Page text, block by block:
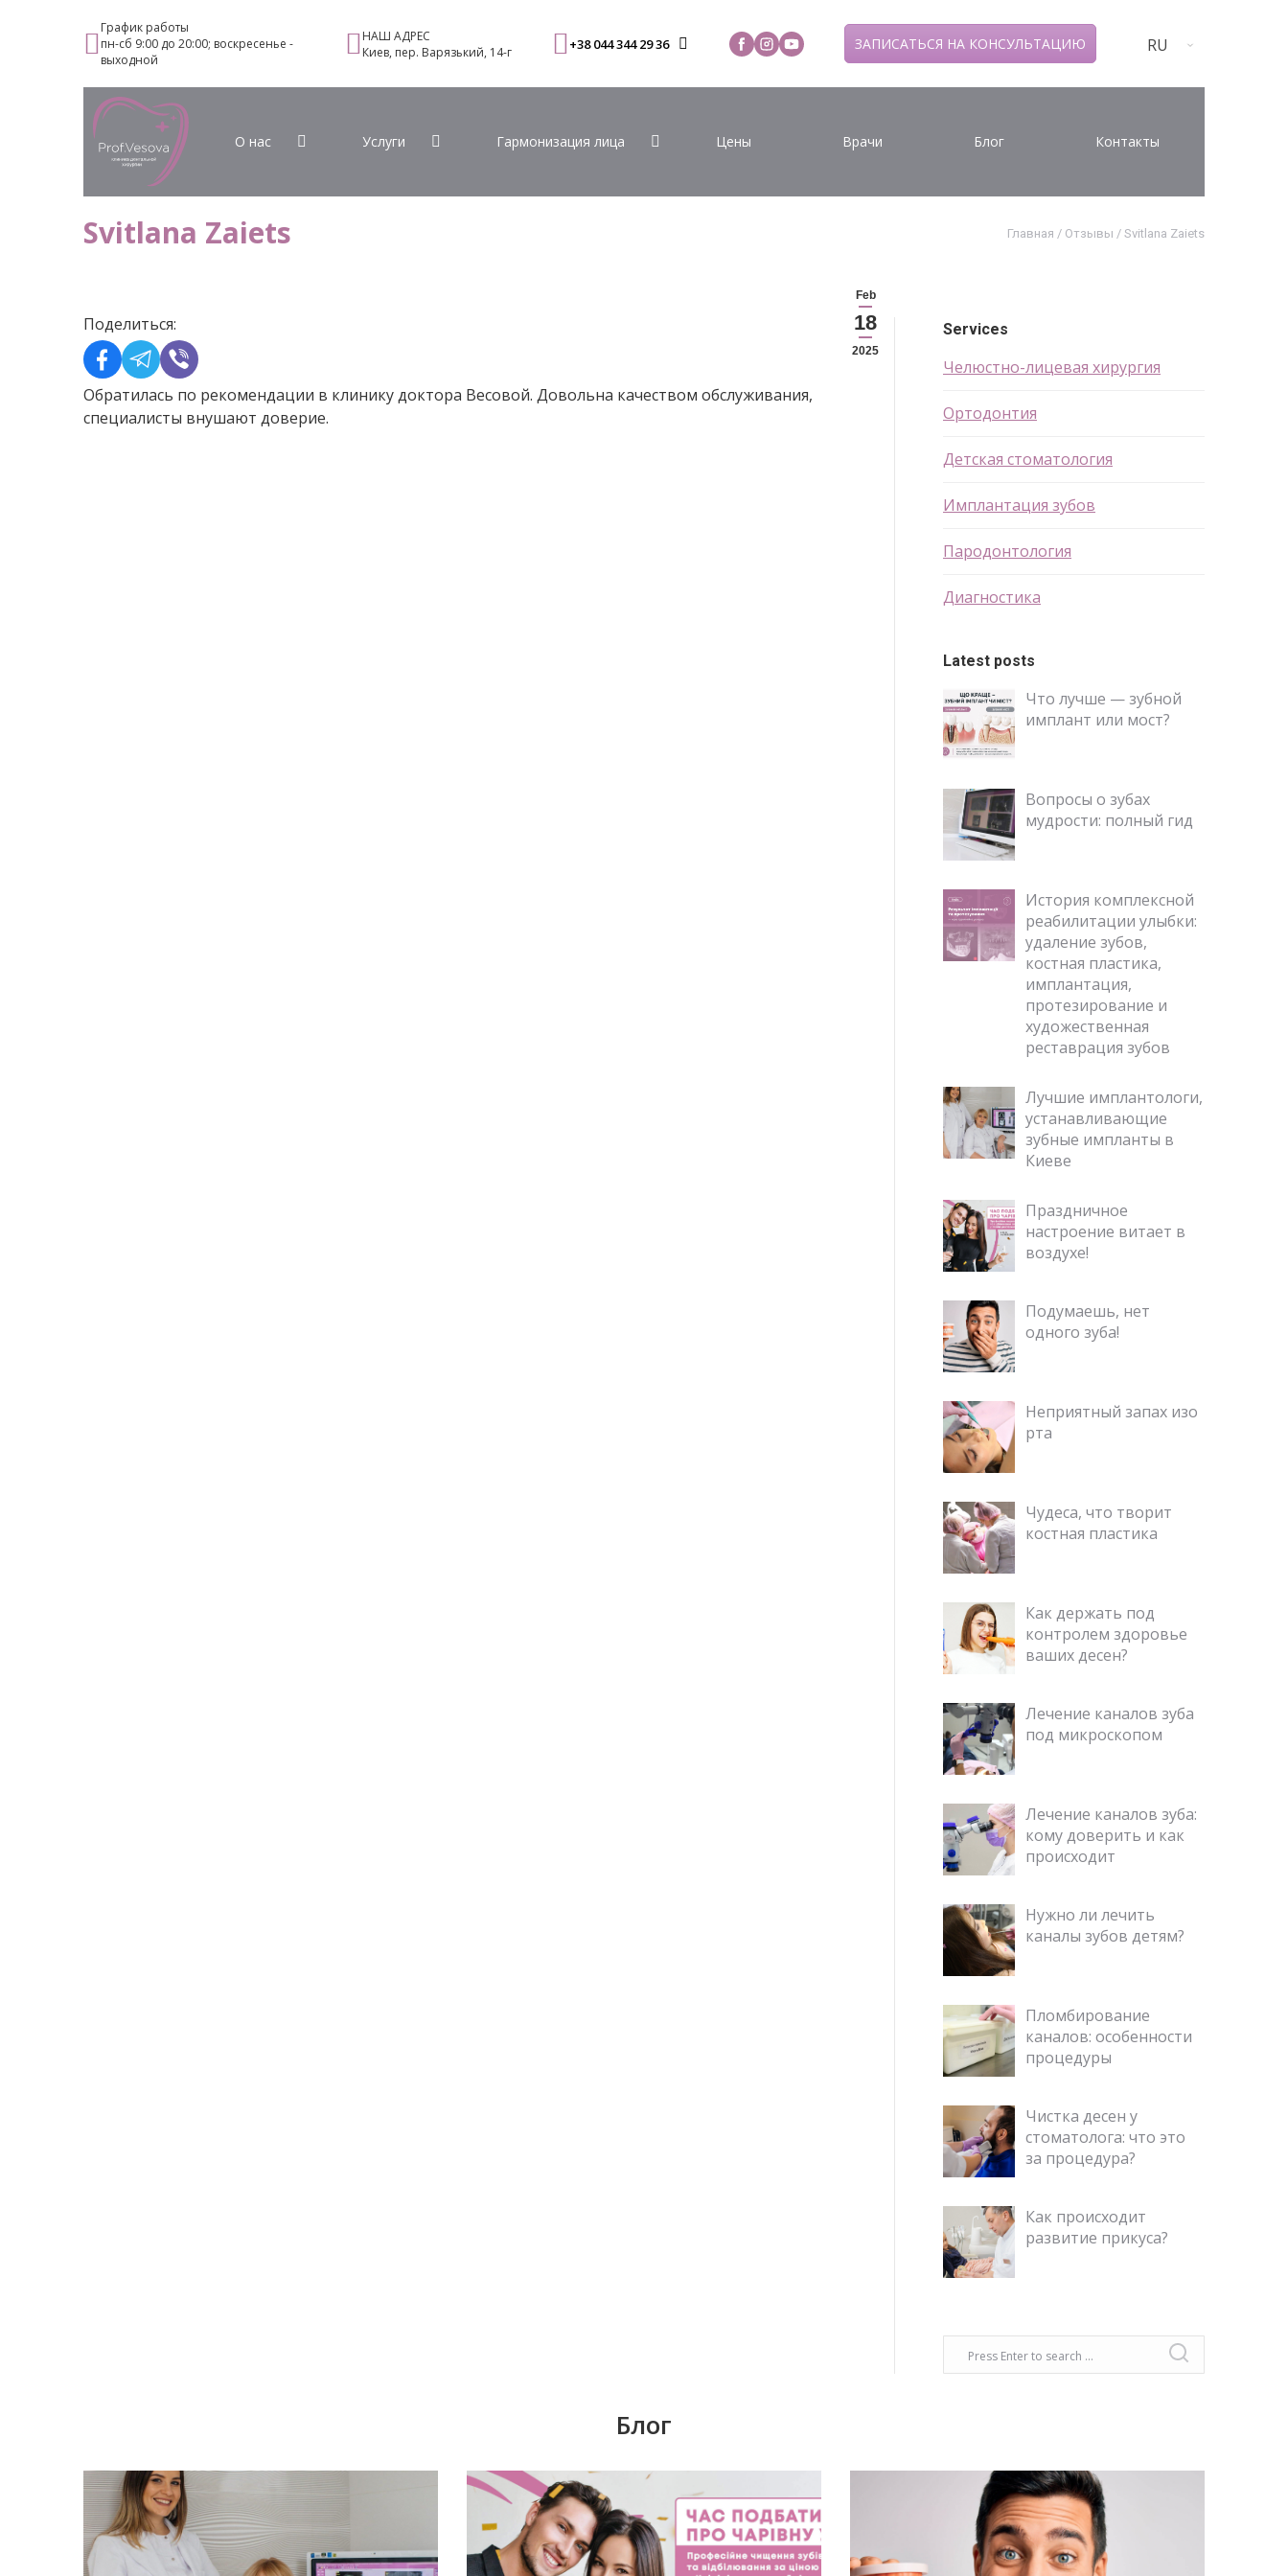
График работы
пн-сб 9:00 до 20:00; воскресенье -
выходной
НАШ АДРЕС
Киев, пер. Варязький, 14-г
+38 044 344 29 36 ЗАПИСАТЬСЯ НА КОНСУЛЬТАЦИЮ RU
О нас Услуги Гармонизация лица Цены Врачи Блог Контакты
Svitlana Zaiets Главная / Отзывы / Svitlana Zaiets
Feb
18
2025
Поделиться:
Обратилась по рекомендации в клинику доктора Весовой. Довольна качеством обслуживания,
специалисты внушают доверие.
Services
Челюстно-лицевая хирургия
Ортодонтия
Детская стоматология
Имплантация зубов
Пародонтология
Диагностика
Latest posts
Что лучше — зубной
имплант или мост?
Вопросы о зубах
мудрости: полный гид
История комплексной
реабилитации улыбки:
удаление зубов,
костная пластика,
имплантация,
протезирование и
художественная
реставрация зубов
Лучшие имплантологи,
устанавливающие
зубные импланты в
Киеве
Праздничное
настроение витает в
воздухе!
Подумаешь, нет
одного зуба!
Неприятный запах изо
рта
Чудеса, что творит
костная пластика
Как держать под
контролем здоровье
ваших десен?
Лечение каналов зуба
под микроскопом
Лечение каналов зуба:
кому доверить и как
происходит
Нужно ли лечить
каналы зубов детям?
Пломбирование
каналов: особенности
процедуры
Чистка десен у
стоматолога: что это
за процедура?
Как происходит
развитие прикуса?
Блог
Время задуматься о волшебном платье,
прическе, макияже. Позаботьтесь о
вашей улыбке, которая придаст вашему
Согласно данным из разных стран СНГ, у
каждого третьего человека в возрасте
старше 25 лет отсутствует хотя бы один
Об этом не принято говорить, но, к
сожалению, это не только медицинская
проблема, но и социальная.